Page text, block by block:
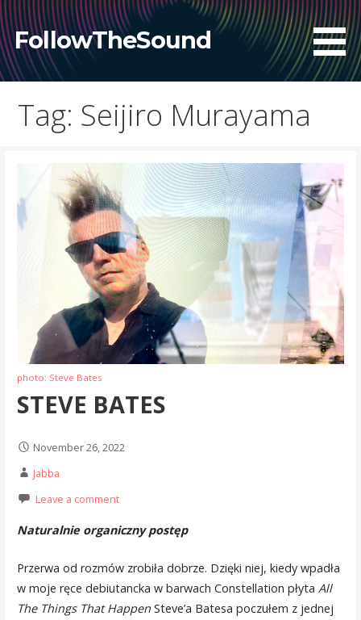
Skip
to
content
FollowTheSound
Tag: Seijiro Murayama
photo: Steve Bates
STEVE BATES
November 26, 2022
Jabba
Leave a comment
Naturalnie organiczny postęp
Przerwa od rozmów zrobiła dobrze. Dzięki niej, kiedy wpadła
w moje ręce debiutancka w barwach Constellation płyta All
The Things That Happen Steve’a Batesa poczułem z jednej